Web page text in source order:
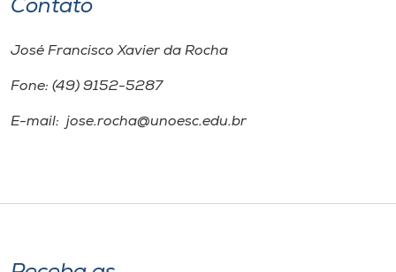
Contato
José Francisco Xavier da Rocha
Fone: (49) 9152-5287
E-mail: jose.rocha@unoesc.edu.br